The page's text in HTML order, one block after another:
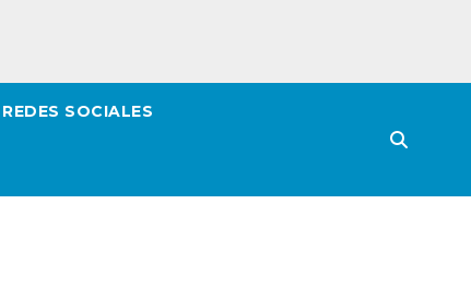
REDES SOCIALES